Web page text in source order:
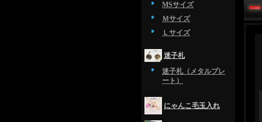
MSサイズ
Ｍサイズ
Ｌサイズ
迷子札
迷子札（メタルプレ
ート）
にゃんこ毛玉入れ